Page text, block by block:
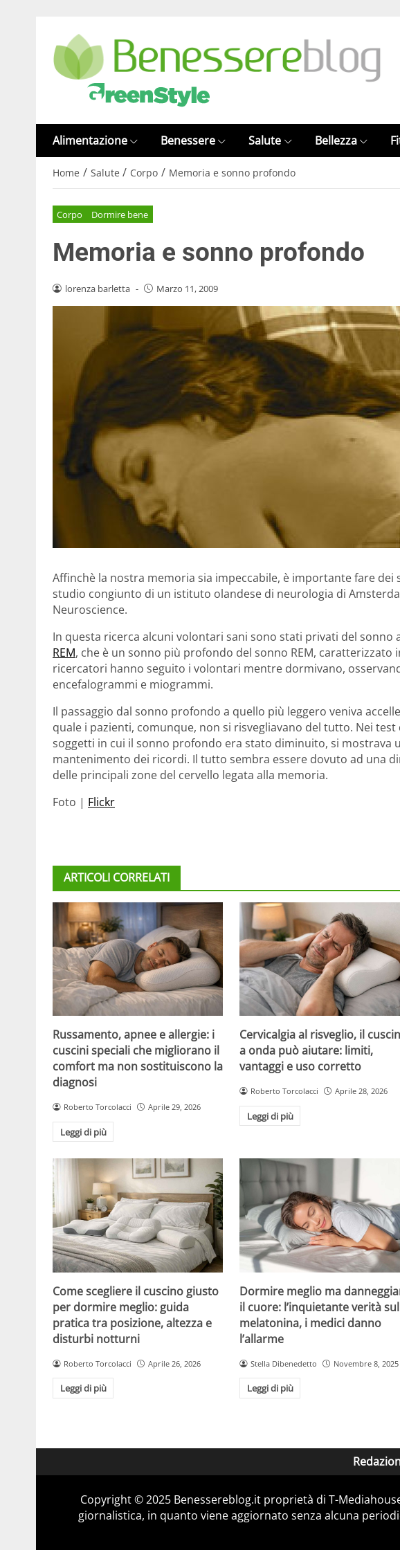
Alimentazione Benessere Salute Bellezza
Home / Salute / Corpo / Memoria e sonno profondo
Corpo Dormire bene
Memoria e sonno profondo
lorenza barletta - Marzo 11, 2009
Affinchè la nostra memoria sia impeccabile, è importante fare
studio congiunto di un istituto olandese di neurologia di
Neuroscience.
In questa ricerca alcuni volontari sani sono stati privati del sonno
REM, che è un sonno più profondo del sonno REM, caratterizzato
ricercatori hanno seguito i volontari mentre dormivano,
encefalogrammi e miogrammi.
Il passaggio dal sonno profondo a quello più leggero veniva
quale i pazienti, comunque, non si risvegliavano del tutto. Nei
soggetti in cui il sonno profondo era stato diminuito, si mostrava
mantenimento dei ricordi. Il tutto sembra essere dovuto ad una
delle principali zone del cervello legata alla memoria.
Foto | Flickr
ARTICOLI CORRELATI
Russamento, apnee e allergie: i
cuscini speciali che migliorano il
comfort ma non sostituiscono la
diagnosi
Roberto Torcolacci Aprile 29, 2026
Leggi di più
Cervicalgia al risveglio, il
a onda può aiutare: limiti,
vantaggi e uso corretto
Roberto Torcolacci Aprile 28, 2026
Leggi di più
Come scegliere il cuscino giusto
per dormire meglio: guida
pratica tra posizione, altezza e
disturbi notturni
Roberto Torcolacci Aprile 26, 2026
Leggi di più
Dormire meglio ma
il cuore: l’inquietante verità
melatonina, i medici danno
l’allarme
Stella Dibenedetto Novembre 8, 2025
Leggi di più
Copyright © 2025 Benessereblog.it proprietà di T-
giornalistica, in quanto viene aggiornato senza alcuna